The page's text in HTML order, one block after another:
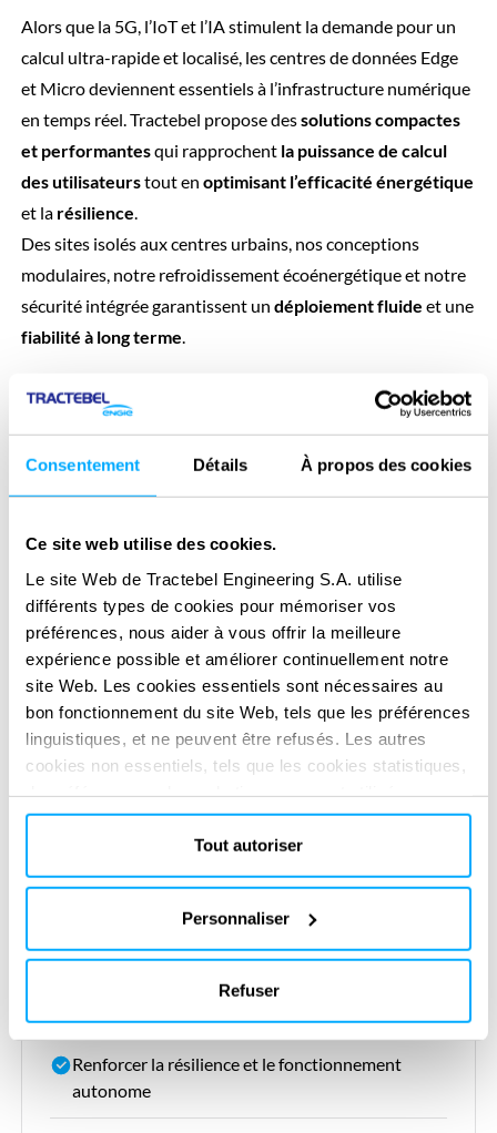
Consentement Détails À propos des cookies
Ce site web utilise des cookies.
Le site Web de Tractebel Engineering S.A. utilise
différents types de cookies pour mémoriser vos
préférences, nous aider à vous offrir la meilleure
expérience possible et améliorer continuellement notre
site Web. Les cookies essentiels sont nécessaires au
bon fonctionnement du site Web, tels que les préférences
linguistiques, et ne peuvent être refusés. Les autres
cookies non essentiels, tels que les cookies statistiques,
qu'après avoir cliqué sur « Accepter tout ». Pour plus
d'informations, veuillez consulter notre politique en
matière de cookies dans la section « À propos » et au
Tout autoriser
Personnaliser
Refuser
Alors que la 5G, l’IoT et l’IA stimulent la demande pour un
calcul ultra-rapide et localisé, les centres de données Edge
et Micro deviennent essentiels à l’infrastructure numérique
en temps réel. Tractebel propose dessolutions compactes
et performantesqui rapprochent la puissance de calcul
des utilisateurstout en optimisant l’efficacité énergétique
et la résilience.
Des sites isolés aux centres urbains, nos conceptions
modulaires, notre refroidissement écoénergétique et notre
sécurité intégrée garantissent un déploiement fluide et une
fiabilité à long terme.
Solutions pour
centres de données
Edge
Vos opportunités
Permettre un traitement en temps réel et des
performances à faible latence
variés et exigeants
Optimiser l’efficacité dans des environnements
Renforcer la résilience et le fonctionnement
autonome